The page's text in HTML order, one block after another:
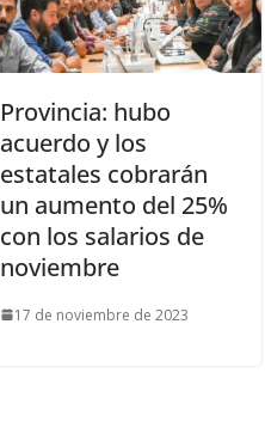
Provincia: hubo
acuerdo y los
estatales cobrarán
un aumento del 25%
con los salarios de
noviembre
17 de noviembre de 2023